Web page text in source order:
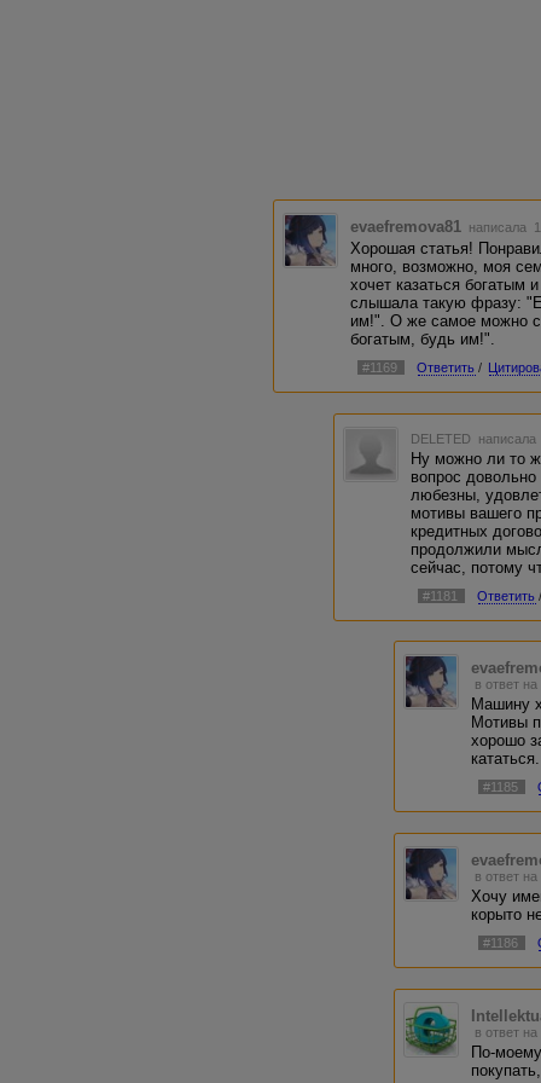
evaefremova81 написала
Хорошая статья!
много, возможно, моя
хочет казаться богатым
слышала такую фразу:
им!". О же самое можно
богатым, будь им!".
#1169 Ответить /
DELETED
Ну можно ли то
вопрос
любезны,
мотивы вашего
кредитных
продолжили
сейчас, потому
#1181 Ответить
в ответ
Машину
Мотивы
хорошо
кататься.
#1185
в ответ
Хочу
корыто
#1186
в ответ
По-